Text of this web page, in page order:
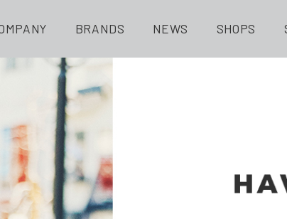
BRANDS NEWS SHOPS